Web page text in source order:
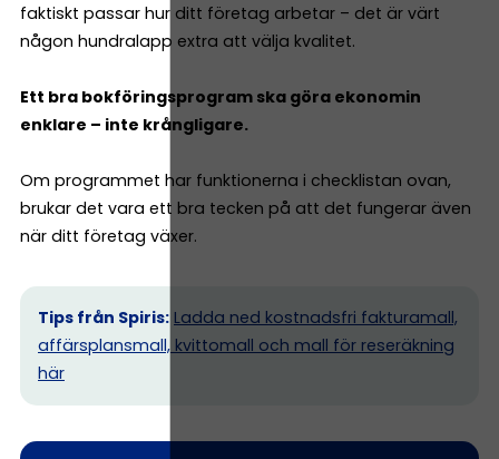
faktiskt passar hur ditt företag arbetar – det är värt
någon hundralapp extra att välja kvalitet.
Ett bra bokföringsprogram ska göra ekonomin
enklare – inte krångligare.
Om programmet har funktionerna i checklistan ovan,
brukar det vara ett bra tecken på att det fungerar även
när ditt företag växer.
Tips från Spiris: Ladda ned kostnadsfri fakturamall,
affärsplansmall, kvittomall och mall för reseräkning
här